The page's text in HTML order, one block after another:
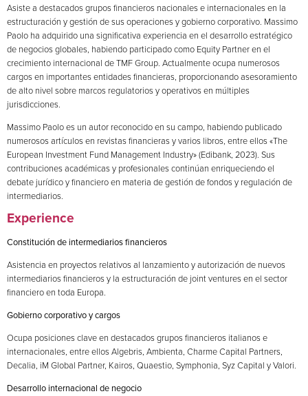
Asiste a destacados grupos financieros nacionales e internacionales en la
estructuración y gestión de sus operaciones y gobierno corporativo. Massimo
Paolo ha adquirido una significativa experiencia en el desarrollo estratégico
de negocios globales, habiendo participado como Equity Partner en el
crecimiento internacional de TMF Group. Actualmente ocupa numerosos
cargos en importantes entidades financieras, proporcionando asesoramiento
de alto nivel sobre marcos regulatorios y operativos en múltiples
jurisdicciones.
Massimo Paolo es un autor reconocido en su campo, habiendo publicado
numerosos artículos en revistas financieras y varios libros, entre ellos «The
European Investment Fund Management Industry» (Edibank, 2023). Sus
contribuciones académicas y profesionales continúan enriqueciendo el
debate jurídico y financiero en materia de gestión de fondos y regulación de
intermediarios.
Experience
Constitución de intermediarios financieros
Asistencia en proyectos relativos al lanzamiento y autorización de nuevos
intermediarios financieros y la estructuración de joint ventures en el sector
financiero en toda Europa.
Gobierno corporativo y cargos
Ocupa posiciones clave en destacados grupos financieros italianos e
internacionales, entre ellos Algebris, Ambienta, Charme Capital Partners,
Decalia, iM Global Partner, Kairos, Quaestio, Symphonia, Syz Capital y Valori.
Desarrollo internacional de negocio